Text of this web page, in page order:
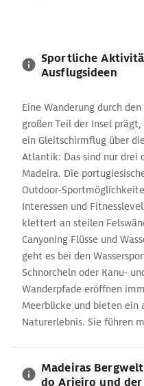
Sportliche
Ausflugsideen
Eine Wanderung durch
großen Teil der Insel
ein Gleitschirmflug über
Atlantik: Das sind nur
Madeira. Die
Outdoor-
Interessen und
klettert an steilen
Canyoning Flüsse und
geht es bei den
Schnorcheln oder Kanu-
Wanderpfade eröffnen
Meerblicke und bieten ein
Naturerlebnis. Sie führen
Madeiras
do Arieiro und der